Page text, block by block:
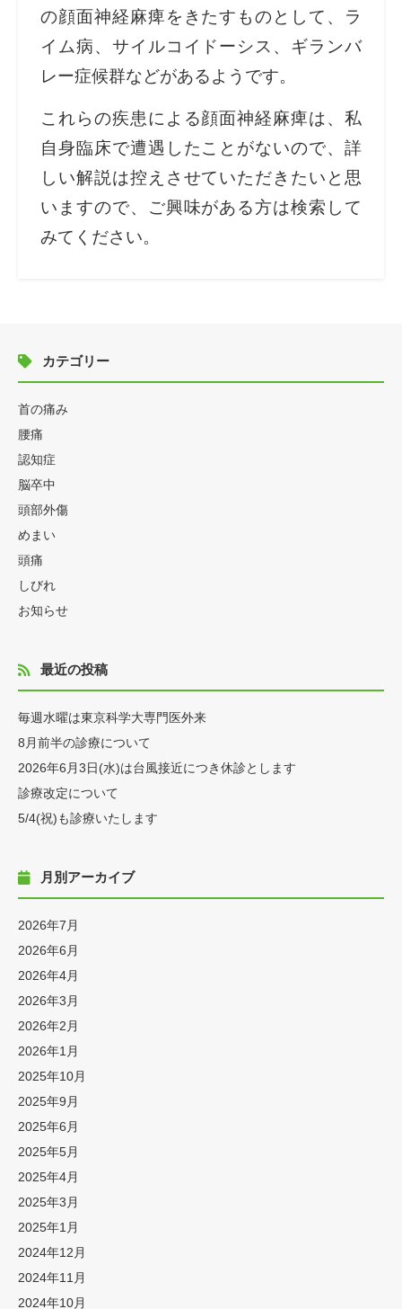
の顔面神経麻痺をきたすものとして、ラ
イム病、サイルコイドーシス、ギランバ
レー症候群などがあるようです。
これらの疾患による顔面神経麻痺は、私
自身臨床で遭遇したことがないので、詳
しい解説は控えさせていただきたいと思
いますので、ご興味がある方は検索して
みてください。
カテゴリー
首の痛み
腰痛
認知症
脳卒中
頭部外傷
めまい
頭痛
しびれ
お知らせ
最近の投稿
毎週水曜は東京科学大専門医外来
8月前半の診療について
2026年6月3日(水)は台風接近につき休診とします
診療改定について
5/4(祝)も診療いたします
月別アーカイブ
2026年7月
2026年6月
2026年4月
2026年3月
2026年2月
2026年1月
2025年10月
2025年9月
2025年6月
2025年5月
2025年4月
2025年3月
2025年1月
2024年12月
2024年11月
2024年10月